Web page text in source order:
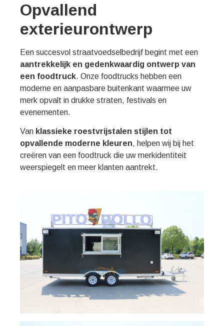
Opvallend
exterieurontwerp
Een succesvol straatvoedselbedrijf begint met een
aantrekkelijk en gedenkwaardig ontwerp van
een foodtruck. Onze foodtrucks hebben een
moderne en aanpasbare buitenkant waarmee uw
merk opvalt in drukke straten, festivals en
evenementen.
Van klassieke roestvrijstalen stijlen tot
opvallende moderne kleuren, helpen wij bij het
creëren van een foodtruck die uw merkidentiteit
weerspiegelt en meer klanten aantrekt.